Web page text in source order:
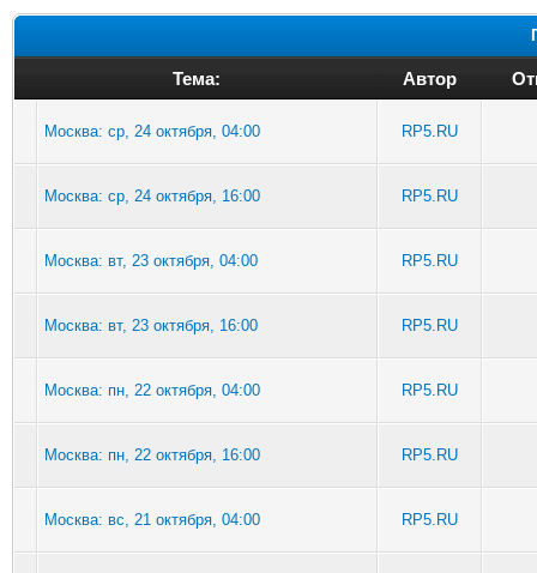
Тема: Автор
Москва: ср, 24 октября, 04:00 RP5.RU
Москва: ср, 24 октября, 16:00 RP5.RU
Москва: вт, 23 октября, 04:00 RP5.RU
Москва: вт, 23 октября, 16:00 RP5.RU
Москва: пн, 22 октября, 04:00 RP5.RU
Москва: пн, 22 октября, 16:00 RP5.RU
Москва: вс, 21 октября, 04:00 RP5.RU